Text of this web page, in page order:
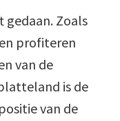
gedaan. Zoals
profiteren
van de
is de
van de